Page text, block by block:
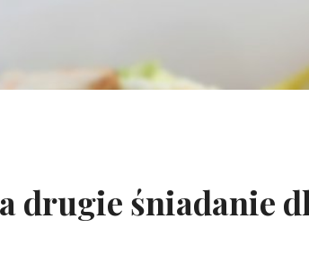
drugie śniadanie